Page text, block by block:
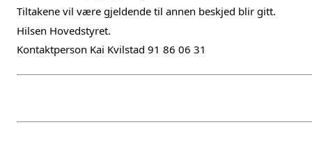
Tiltakene vil være gjeldende til annen beskjed blir gitt.
Hilsen Hovedstyret.
Kontaktperson Kai Kvilstad 91 86 06 31